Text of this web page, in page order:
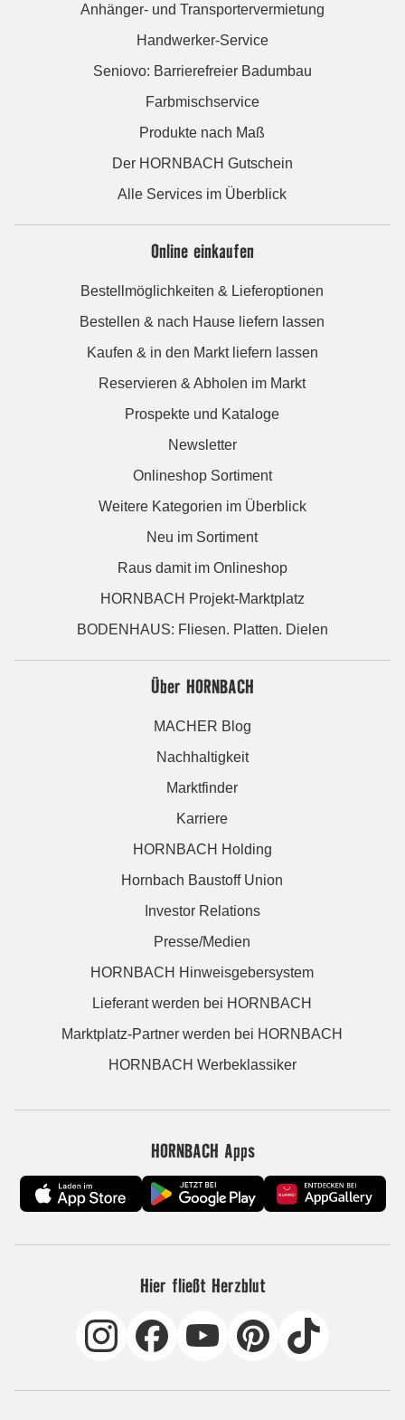
Anhänger- und Transportervermietung
Handwerker-Service
Seniovo: Barrierefreier Badumbau
Farbmischservice
Produkte nach Maß
Der HORNBACH Gutschein
Alle Services im Überblick
Online einkaufen
Bestellmöglichkeiten & Lieferoptionen
Bestellen & nach Hause liefern lassen
Kaufen & in den Markt liefern lassen
Reservieren & Abholen im Markt
Prospekte und Kataloge
Newsletter
Onlineshop Sortiment
Weitere Kategorien im Überblick
Neu im Sortiment
Raus damit im Onlineshop
HORNBACH Projekt-Marktplatz
BODENHAUS: Fliesen. Platten. Dielen
Über HORNBACH
MACHER Blog
Nachhaltigkeit
Marktfinder
Karriere
HORNBACH Holding
Hornbach Baustoff Union
Investor Relations
Presse/Medien
HORNBACH Hinweisgebersystem
Lieferant werden bei HORNBACH
Marktplatz-Partner werden bei HORNBACH
HORNBACH Werbeklassiker
HORNBACH Apps
Hier fließt Herzblut